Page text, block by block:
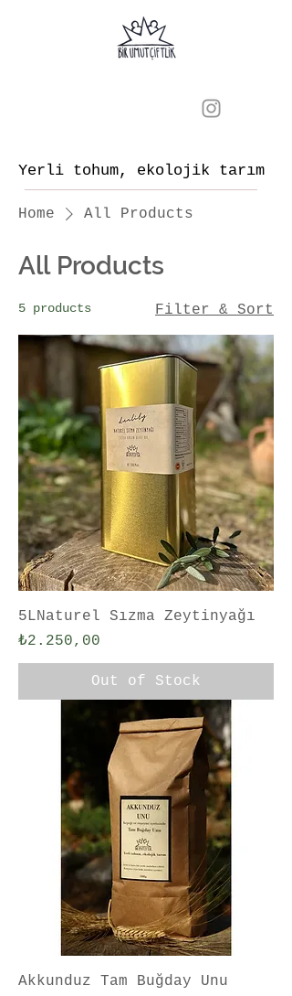
Yerli tohum, ekolojik tarım
Home All Products
All Products
5 products Filter & Sort
5LNaturel Sızma Zeytinyağı
Price
₺2.250,00
Out of Stock
Akkunduz Tam Buğday Unu